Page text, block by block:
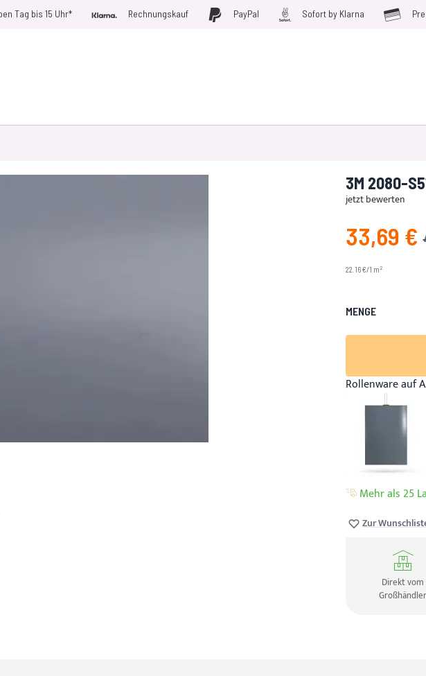
Tag bis 15 Uhr* Rechnungskauf PayPal Sofort by Klarna
3M 2080-
jetzt bewerten
Angebotspreis
33,69 €
22.16 €/1 m2
MENGE
Rollenware auf
Mehr als 25
Zur
Direkt vom
Großhändler